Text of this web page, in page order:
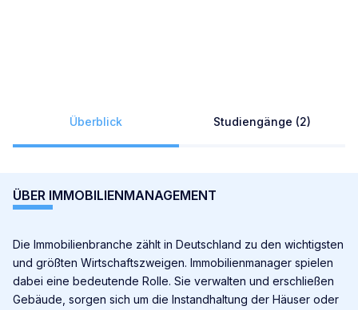
Überblick Studiengänge (2)
ÜBER IMMOBILIENMANAGEMENT
Die Immobilienbranche zählt in Deutschland zu den wichtigsten
und größten Wirtschaftszweigen. Immobilienmanager spielen
dabei eine bedeutende Rolle. Sie verwalten und erschließen
Gebäude, sorgen sich um die Instandhaltung der Häuser oder